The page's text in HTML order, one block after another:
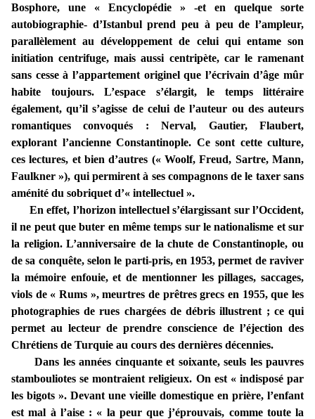
Bosphore, une « Encyclopédie » -et en quelque sorte
autobiographie- d’Istanbul prend peu à peu de l’ampleur,
parallèlement au développement de celui qui entame son
initiation centrifuge, mais aussi centripète, car le ramenant
sans cesse à l’appartement originel que l’écrivain d’âge mûr
habite toujours. L’espace s’élargit, le temps littéraire
également, qu’il s’agisse de celui de l’auteur ou des auteurs
romantiques convoqués : Nerval, Gautier, Flaubert,
explorant l’ancienne Constantinople. Ce sont cette culture,
ces lectures, et bien d’autres (« Woolf, Freud, Sartre, Mann,
Faulkner »), qui permirent à ses compagnons de le taxer sans
aménité du sobriquet d’« intellectuel ».
En effet, l’horizon intellectuel s’élargissant sur l’Occident,
il ne peut que buter en même temps sur le nationalisme et sur
la religion. L’anniversaire de la chute de Constantinople, ou
de sa conquête, selon le parti-pris, en 1953, permet de raviver
la mémoire enfouie, et de mentionner les pillages, saccages,
viols de « Rums », meurtres de prêtres grecs en 1955, que les
photographies de rues chargées de débris illustrent ; ce qui
permet au lecteur de prendre conscience de l’éjection des
Chrétiens de Turquie au cours des dernières décennies.
Dans les années cinquante et soixante, seuls les pauvres
stambouliotes se montraient religieux. On est « indisposé par
les bigots ». Devant une vieille domestique en prière, l’enfant
est mal à l’aise : « la peur que j’éprouvais, comme toute la